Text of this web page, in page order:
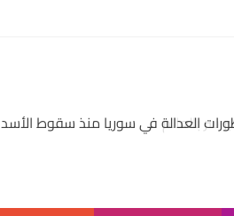
العدالة في سوريا منذ سقوط الأسد
سر بالعالم